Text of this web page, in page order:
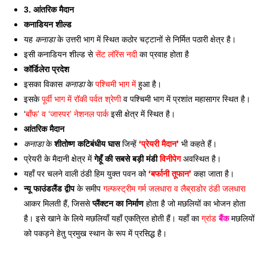
3. आंतरिक मैदान
कनाडियन शील्ड
यह कनाडा के उत्तरी भाग में स्थित कठोर चट्टानों से निर्मित पठारी क्षेत्र है।
इसी कनाडियन शील्ड से सेंट लॉरेंस नदी का प्रवाह होता है
कॉर्डिलेरा प्रदेश
इसका विकास कनाडा के पश्चिमी भाग में हुआ है।
इसके पूर्वी भाग में रॉकी पर्वत श्रेणी व पश्चिमी भाग में प्रशांत महासागर स्थित है।
‘बाँफ’ व ‘जास्पर’ नेशनल पार्क इसी क्षेत्र में स्थित है।
आंतरिक मैदान
कनाडा के शीतोष्ण कटिबंधीय घास जिन्हें ‘प्रेयरी मैदान’ भी कहते हैं।
प्रेयरी के मैदानी क्षेत्र में गेहूँ की सबसे बड़ी मंडी विनीपेग अवस्थित है।
यहाँ पर चलने वाली ठंडी हिम युक्त पवन को ‘बर्फानी तूफान’ कहा जाता है।
न्यू फाउंडलैंड द्वीप के समीप
गल्फस्ट्रीम गर्म जलधारा व लैब्राडोर ठंडी जलधारा
आकर मिलती हैं, जिससे प्लैंक्टन का निर्माण होता है जो मछलियों का भोजन होता
है। इसे खाने के लिये मछलियाँ यहाँ एकत्रित होती हैं। यहाँ का ग्रांड बैंक मछलियों
को पकड़ने हेतु प्रमुख स्थान के रूप में प्रसिद्ध है।